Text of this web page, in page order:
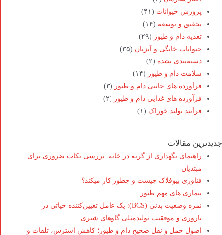
پرورش حیوانات (۴۱)
تحقیق و توسعه (۱۴)
تغذیه دام و طیور (۲۹)
حیوانات خانگی و آبزیان (۳۵)
دسته‌بندی نشده (۲)
سلامت دام و طیور (۱۴)
فرآورده های جانبی دام و طیور (۳)
فرآورده های غذایی دام و طیور (۲)
فرآیند تولید خوراک (۱)
جدیدترین مقالات
راهنمای نگهداری از گربه در خانه: بررسی نکات ضروری برای
مبتدیان
فناوری بیوفلاک چیست و چطور کار میکند؟
بیماری های مهم طیور
نمره وضعیت بدنی (BCS): یک عامل تعیین‌کننده حیاتی در
باروری و موفقیت تولیدمثلی گاوهای شیری
اصول حمل و نقل صحیح دام و طیور؛ کاهش استرس، تلفات و